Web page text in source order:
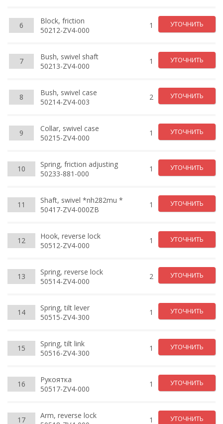
6
Block, friction
50212-ZV4-000
1 УТОЧНИТЬ
7
Bush, swivel shaft
50213-ZV4-000
1 УТОЧНИТЬ
8
Bush, swivel case
50214-ZV4-003
2 УТОЧНИТЬ
9
Collar, swivel case
50215-ZV4-000
1 УТОЧНИТЬ
10
Spring, friction adjusting
50233-881-000
1 УТОЧНИТЬ
11
Shaft, swivel *nh282mu *
50417-ZV4-000ZB
1 УТОЧНИТЬ
12
Hook, reverse lock
50512-ZV4-000
1 УТОЧНИТЬ
13
Spring, reverse lock
50514-ZV4-000
2 УТОЧНИТЬ
14
Spring, tilt lever
50515-ZV4-300
1 УТОЧНИТЬ
15
Spring, tilt link
50516-ZV4-300
1 УТОЧНИТЬ
16
Рукоятка
50517-ZV4-000
1 УТОЧНИТЬ
17
Arm, reverse lock
1 УТОЧНИТЬ